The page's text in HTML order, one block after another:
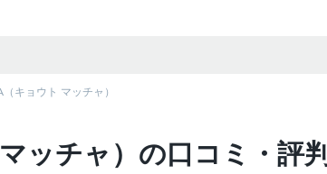
キョウト マッチャ）
ッチャ）の口コミ・評判